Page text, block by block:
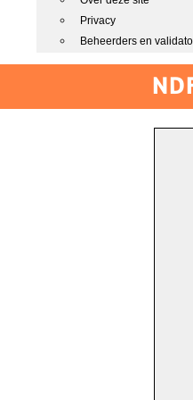
Privacy
Beheerders en